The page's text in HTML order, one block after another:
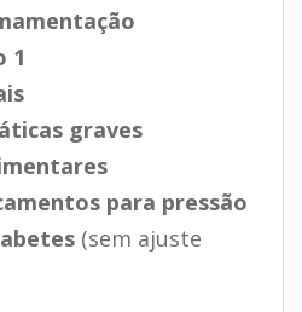
1
graves
para pressão
(sem ajuste